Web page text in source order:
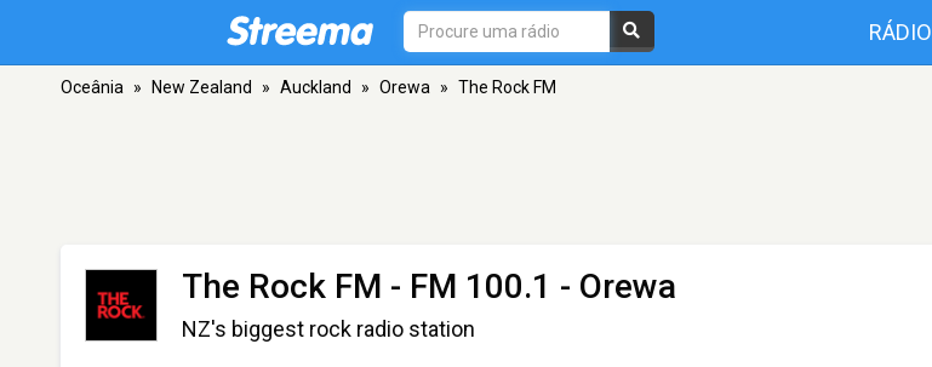
RÁDIO
Oceânia » New Zealand » Auckland » Orewa » The Rock FM
The Rock FM - FM 100.1 - Orewa
NZ's biggest rock radio station